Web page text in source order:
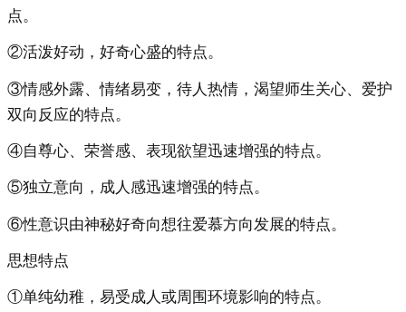
点。
②活泼好动，好奇心盛的特点。
③情感外露、情绪易变，待人热情，渴望师生关心、爱护
双向反应的特点。
④自尊心、荣誉感、表现欲望迅速增强的特点。
⑤独立意向，成人感迅速增强的特点。
⑥性意识由神秘好奇向想往爱慕方向发展的特点。
思想特点
①单纯幼稚，易受成人或周围环境影响的特点。